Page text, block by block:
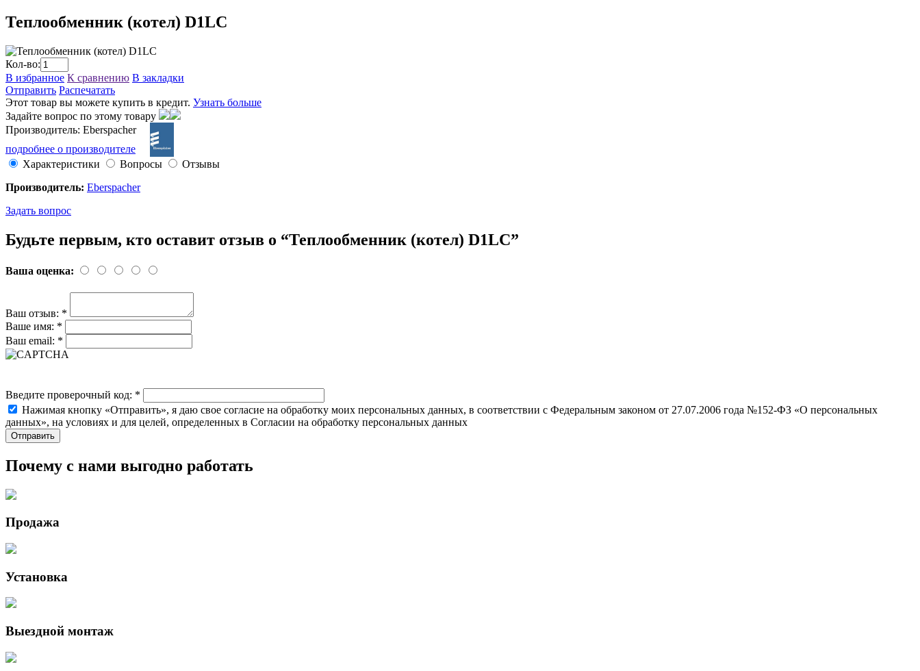
Теплообменник (котел) D1LC
Кол-во:
В избранное К сравнению В закладки
Отправить Распечатать
Этот товар вы можете купить в кредит. Узнать больше
Задайте вопрос по этому товару
Производитель: Eberspacher
подробнее о производителе
Характеристики
Вопросы
Отзывы
Производитель: Eberspacher
Задать вопрос
Будьте первым, кто оставит отзыв о “Теплообменник (котел) D1LC”
Ваша оценка:
Ваш отзыв: *
Ваше имя: *
Ваш email: *
Введите проверочный код: *
Нажимая кнопку «Отправить», я даю свое согласие на обработку моих персональных данных, в соответствии с Федеральным законом от 27.07.2006 года №152-ФЗ «О персональных
данных», на условиях и для целей, определенных в Согласии на обработку персональных данных
Почему с нами выгодно работать
Продажа
Установка
Выездной монтаж